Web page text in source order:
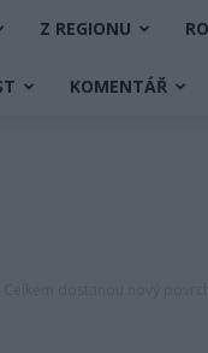
Z REGIONU
KOMENTÁŘ